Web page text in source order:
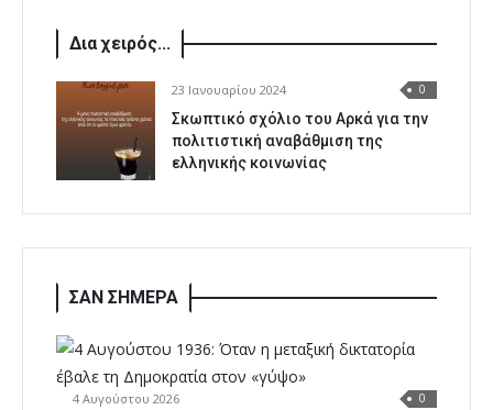
Δια χειρός...
23 Ιανουαρίου 2024 0
Σκωπτικό σχόλιο του Αρκά για την
πολιτιστική αναβάθμιση της
ελληνικής κοινωνίας
ΣΑΝ ΣΗΜΕΡΑ
4 Αυγούστου 2026 0